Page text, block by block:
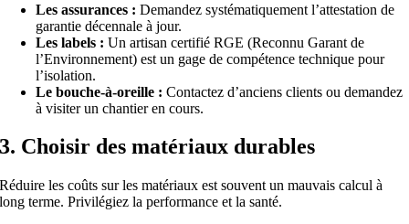
Les assurances : Demandez systématiquement l’attestation de
garantie décennale à jour.
Les labels : Un artisan certifié RGE (Reconnu Garant de
l’Environnement) est un gage de compétence technique pour
l’isolation.
Le bouche-à-oreille : Contactez d’anciens clients ou demandez
à visiter un chantier en cours.
3. Choisir des matériaux durables
Réduire les coûts sur les matériaux est souvent un mauvais calcul à
long terme. Privilégiez la performance et la santé.